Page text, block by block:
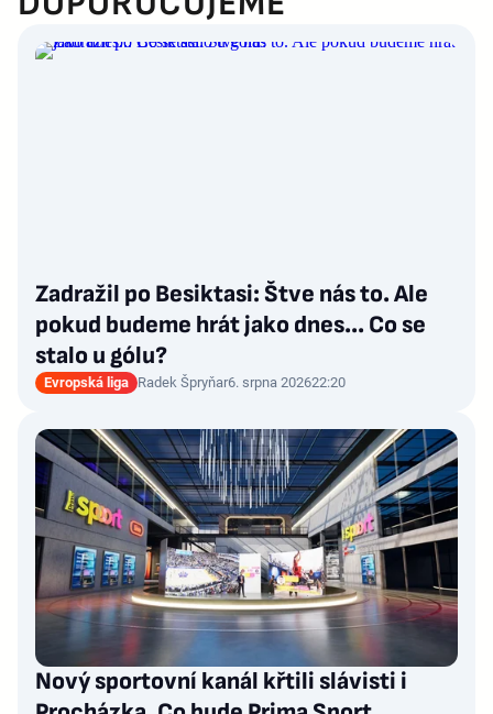
Zadražil po Besiktasi: Štve nás to. Ale
pokud budeme hrát jako dnes... Co se
stalo u gólu?
Evropská liga Radek Špryňar6. srpna 202622:20
Nový sportovní kanál křtili slávisti i